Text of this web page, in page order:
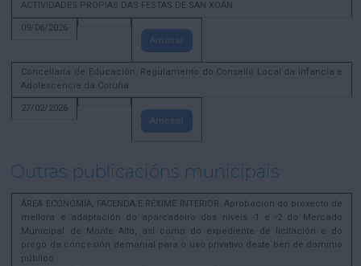
ACTIVIDADES PROPIAS DAS FESTAS DE SAN XOÁN
09/06/2026
Amosar
Concellaría de Educación. Regulamento do Consello Local da Infancia e
Adolescencia da Coruña
27/02/2026
Amosar
Outras publicacións municipais
ÁREA ECONOMÍA, FACENDA E RÉXIME INTERIOR. Aprobación do proxecto de
mellora e adaptación do aparcadoiro dos niveis -1 e -2 do Mercado
Municipal de Monte Alto, así como do expediente de licitación e do
prego da concesión demanial para o uso privativo deste ben de dominio
público